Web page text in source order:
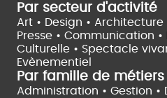
Par secteur d'activité
Art • Design • Architecture
Presse • Communication •
Culturelle • Spectacle
Evènementiel
Par famille de métiers
Administration • Gestion •